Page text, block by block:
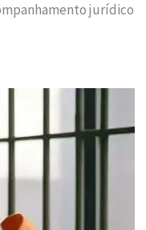
jurídico